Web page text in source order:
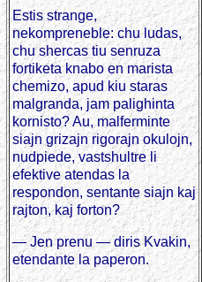
Estis strange,
nekompreneble: chu ludas,
chu shercas tiu senruza
fortiketa knabo en marista
chemizo, apud kiu staras
malgranda, jam palighinta
kornisto? Au, malferminte
siajn grizajn rigorajn okulojn,
nudpiede, vastshultre li
efektive atendas la
respondon, sentante siajn kaj
rajton, kaj forton?
— Jen prenu — diris Kvakin,
etendante la paperon.